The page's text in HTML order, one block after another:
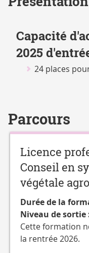
CATALOGUE
Capacité
2025
24 places
Parcours
Licence
Conseil en
végétale
Durée de la
Niveau de sortie
Cette formation
la rentrée 2026.